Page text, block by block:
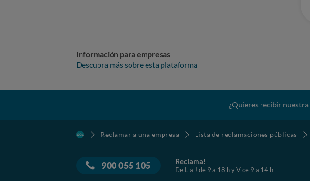
Información para empresas
Descubra más sobre esta plataforma
¿Quieres recibir
Reclamar a una empresa Lista de reclamaciones públicas
900 055 105 Reclama!
De L a J de 9 a 18 h y V de 9 a 14 h